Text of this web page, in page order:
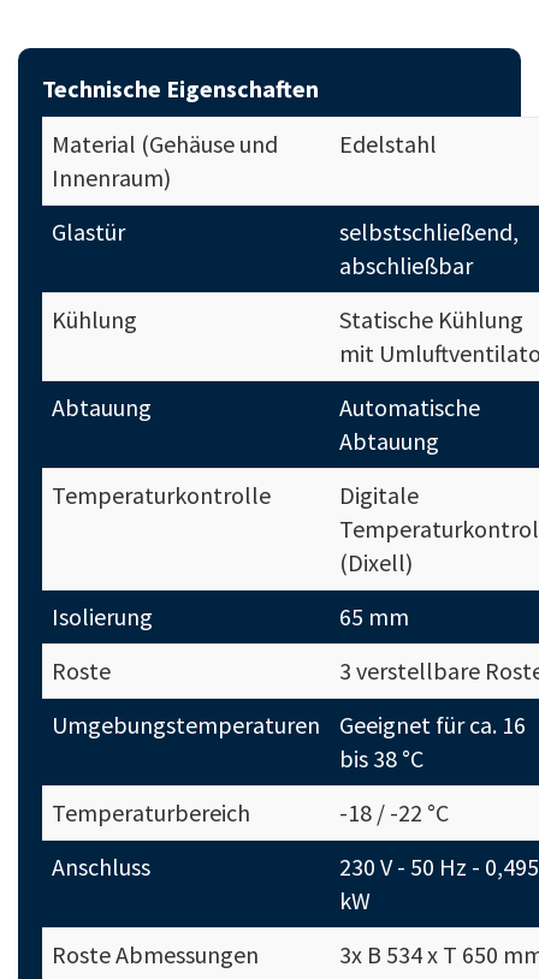
Technische Eigenschaften
Material (Gehäuse und
Innenraum)
Edelstahl
Glastür
selbstschließend,
abschließbar
Kühlung
Statische Kühlung
mit
Abtauung
Automatische
Abtauung
Temperaturkontrolle
Digitale
(Dixell)
Isolierung
65 mm
Roste
3 verstellbare
Umgebungstemperaturen
Geeignet für ca. 16
bis 38 °C
Temperaturbereich
-18 / -22 °C
Anschluss
230 V - 50 Hz - 0,495
kW
Roste Abmessungen
3x B 534 x T 650